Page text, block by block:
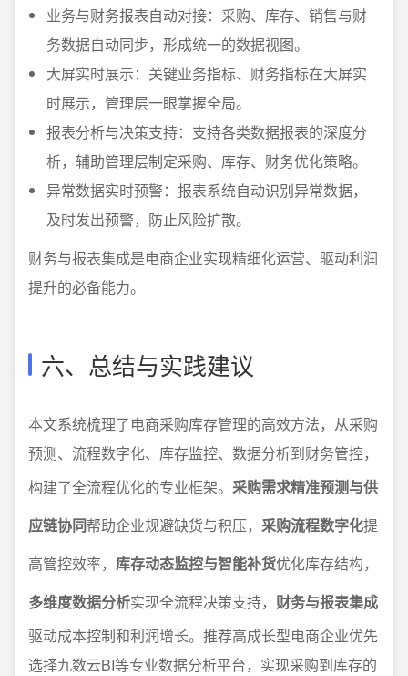
业务与财务报表自动对接：采购、库存、销售与财
务数据自动同步，形成统一的数据视图。
大屏实时展示：关键业务指标、财务指标在大屏实
时展示，管理层一眼掌握全局。
报表分析与决策支持：支持各类数据报表的深度分
析，辅助管理层制定采购、库存、财务优化策略。
异常数据实时预警：报表系统自动识别异常数据，
及时发出预警，防止风险扩散。
财务与报表集成是电商企业实现精细化运营、驱动利润
提升的必备能力。
六、总结与实践建议
本文系统梳理了电商采购库存管理的高效方法，从采购
预测、流程数字化、库存监控、数据分析到财务管控，
构建了全流程优化的专业框架。 采购需求精准预测与供
应链协同帮助企业规避缺货与积压， 采购流程数字化提
高管控效率， 库存动态监控与智能补货优化库存结构，
多维度数据分析实现全流程决策支持， 财务与报表集成
驱动成本控制和利润增长。推荐高成长型电商企业优先
选择九数云BI等专业数据分析平台，实现采购到库存的